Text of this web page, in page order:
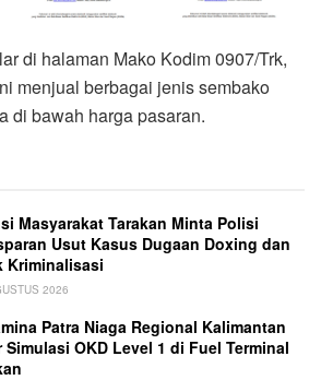
di halaman Mako Kodim 0907/Trk,
menjual berbagai jenis sembako
di bawah harga pasaran.
Masyarakat Tarakan Minta Polisi
Usut Kasus Dugaan Doxing dan
Kriminalisasi
2026
Patra Niaga Regional Kalimantan
Simulasi OKD Level 1 di Fuel Terminal